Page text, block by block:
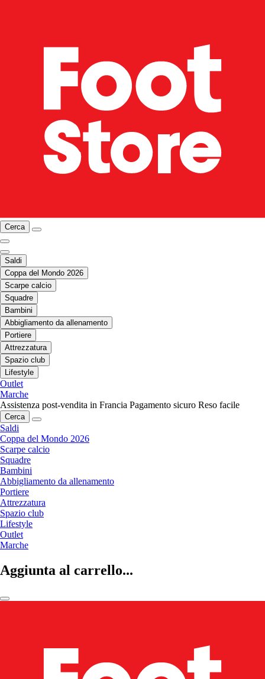
Cerca
Saldi
Coppa del Mondo 2026
Scarpe calcio
Squadre
Bambini
Abbigliamento da allenamento
Portiere
Attrezzatura
Spazio club
Lifestyle
Outlet
Marche
Assistenza post-vendita in Francia Pagamento sicuro Reso facile
Cerca
Saldi
Coppa del Mondo 2026
Scarpe calcio
Squadre
Bambini
Abbigliamento da allenamento
Portiere
Attrezzatura
Spazio club
Lifestyle
Outlet
Marche
Aggiunta al carrello...